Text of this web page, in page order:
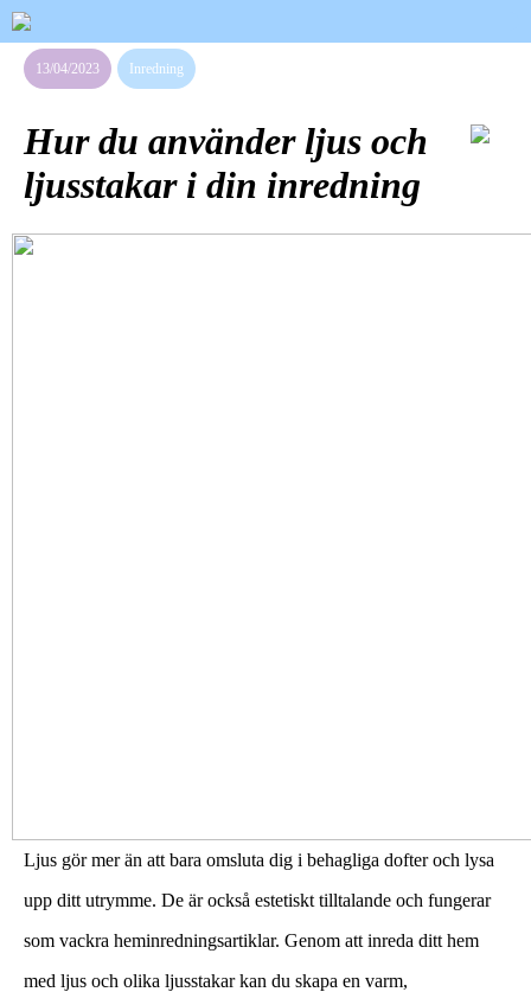
13/04/2023 Inredning
Hur du använder ljus och
ljusstakar i din inredning
Ljus gör mer än att bara omsluta dig i behagliga dofter och lysa
upp ditt utrymme. De är också estetiskt tilltalande och fungerar
som vackra heminredningsartiklar. Genom att inreda ditt hem
med ljus och olika ljusstakar kan du skapa en varm,